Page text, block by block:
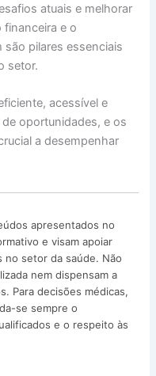
atuais e melhorar
financeira e o
pilares essenciais
setor.
acessível e
oportunidades, e os
a desempenhar
apresentados no
e visam apoiar
no setor da saúde. Não
nem dispensam a
Para decisões médicas,
se sempre o
e o respeito às